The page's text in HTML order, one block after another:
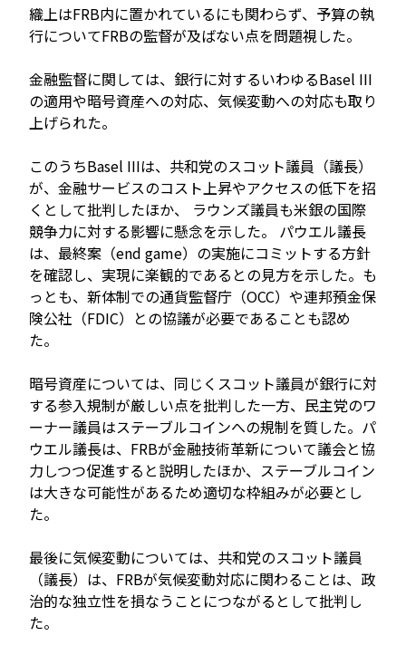
織上はFRB内に置かれているにも関わらず、予算の執
行についてFRBの監督が及ばない点を問題視した。
金融監督に関しては、銀行に対するいわゆるBasel III
の適用や暗号資産への対応、気候変動への対応も取り
上げられた。
このうちBasel IIIは、共和党のスコット議員（議長）
が、金融サービスのコスト上昇やアクセスの低下を招
くとして批判したほか、 ラウンズ議員も米銀の国際
競争力に対する影響に懸念を示した。 パウエル議長
は、最終案（end game）の実施にコミットする方針
を確認し、実現に楽観的であるとの見方を示した。も
っとも、新体制での通貨監督庁（OCC）や連邦預金保
険公社（FDIC）との協議が必要であることも認め
た。
暗号資産については、同じくスコット議員が銀行に対
する参入規制が厳しい点を批判した一方、民主党のワ
ーナー議員はステーブルコインへの規制を質した。パ
ウエル議長は、FRBが金融技術革新について議会と協
力しつつ促進すると説明したほか、ステーブルコイン
は大きな可能性があるため適切な枠組みが必要とし
た。
最後に気候変動については、共和党のスコット議員
（議長）は、FRBが気候変動対応に関わることは、政
治的な独立性を損なうことにつながるとして批判し
た。